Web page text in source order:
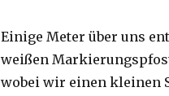
Einige Meter über uns
weißen
wobei wir einen kleinen